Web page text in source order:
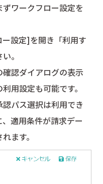
ワークフロー設定を
設定]を開き「利用す
。
認ダイアログの表示
用設定も可能です。
パス選択は利用でき
適用条件が請求デー
ます。